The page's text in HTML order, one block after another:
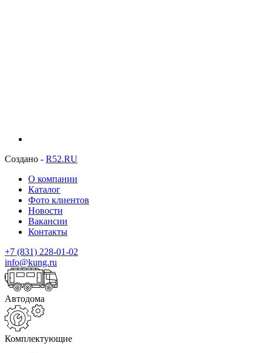
Создано - R52.RU
О компании
Каталог
Фото клиентов
Новости
Вакансии
Контакты
+7 (831) 228-01-02
info@kung.ru
Автодома
Комплектующие